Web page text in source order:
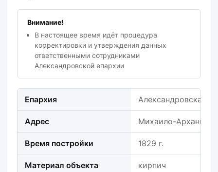
Внимание!
В настоящее время идёт процедура
корректировки и утверждения данных
ответственными сотрудниками
Александровской епархии
Епархия Александровская
Адрес Михаило-
Время постройки 1829 г.
Материал объекта кирпич